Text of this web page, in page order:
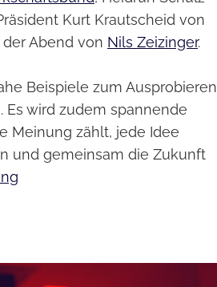
Kurt Krautscheid von
Abend von Nils Zeizinger.
Beispiele zum Ausprobieren
wird zudem spannende
Meinung zählt, jede Idee
und gemeinsam die Zukunft